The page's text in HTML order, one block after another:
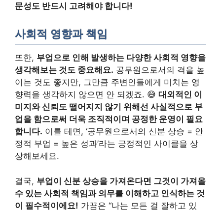
문성도 반드시 고려해야 합니다!
사회적 영향과 책임
또한, 부업으로 인해 발생하는 다양한 사회적 영향을
생각해보는 것도 중요해요. 공무원으로서의 격을 높
이는 것도 좋지만, 그만큼 주변인들에게 미치는 영
향력을 생각하지 않으면 안 되겠죠. 😅 대외적인 이
미지와 신뢰도 떨어지지 않기 위해선 사실적으로 부
업을 함으로써 더욱 조직적이며 공정한 운영이 필요
합니다. 이를 테면, ‘공무원으로서의 신분 상승 = 안
정적 부업 = 높은 성과’라는 긍정적인 사이클을 상
상해보세요.
결국, 부업이 신분 상승을 가져온다면 그것이 가져올
수 있는 사회적 책임과 의무를 이해하고 인식하는 것
이 필수적이에요! 가끔은 “나는 모든 걸 잘하고 있